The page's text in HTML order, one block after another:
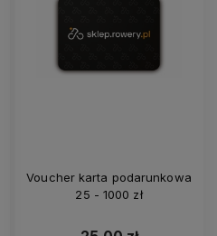
Voucher karta podarunkowa
25 - 1000 zł